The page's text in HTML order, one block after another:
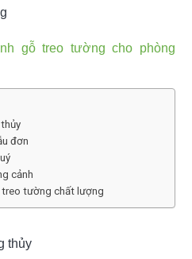
gỗ treo tường cho phòng
đơn
cảnh
tường chất lượng
thủy